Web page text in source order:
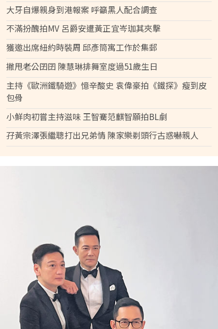
大牙自爆親身到港報案 呼籲黑人配合調查
不滿扮醜拍MV 呂爵安遭黃正宜岑珈其夾擊
獲邀出席紐約時裝周 邱彥筒寓工作於集郵
撇甩老公囝囝 陳慧琳排舞室度過51歲生日
主持《歐洲鐵騎遊》憶辛酸史 袁偉豪拍《鐵探》瘦到皮
包骨
小鮮肉初嘗主持滋味 王智騫范麒智願拍BL劇
孖黃宗澤張繼聰打出兄弟情 陳家樂剃頭行古惑嚇親人